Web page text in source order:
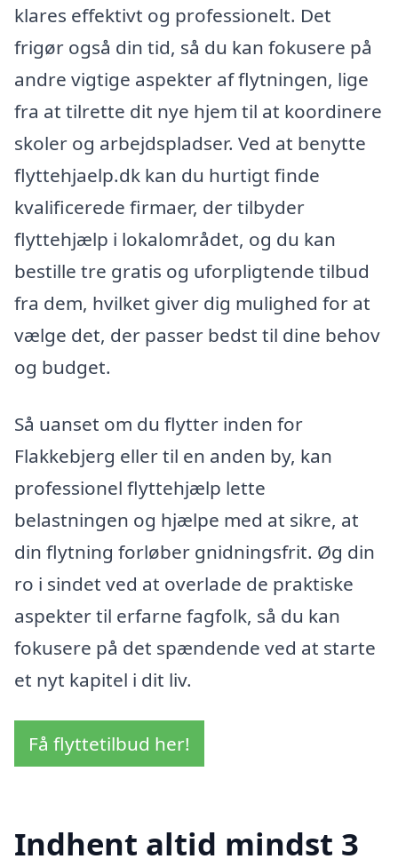
klares effektivt og professionelt. Det
frigør også din tid, så du kan fokusere på
andre vigtige aspekter af flytningen, lige
fra at tilrette dit nye hjem til at koordinere
skoler og arbejdspladser. Ved at benytte
flyttehjaelp.dk kan du hurtigt finde
kvalificerede firmaer, der tilbyder
flyttehjælp i lokalområdet, og du kan
bestille tre gratis og uforpligtende tilbud
fra dem, hvilket giver dig mulighed for at
vælge det, der passer bedst til dine behov
og budget.
Så uanset om du flytter inden for
Flakkebjerg eller til en anden by, kan
professionel flyttehjælp lette
belastningen og hjælpe med at sikre, at
din flytning forløber gnidningsfrit. Øg din
ro i sindet ved at overlade de praktiske
aspekter til erfarne fagfolk, så du kan
fokusere på det spændende ved at starte
et nyt kapitel i dit liv.
Få flyttetilbud her!
Indhent altid mindst 3